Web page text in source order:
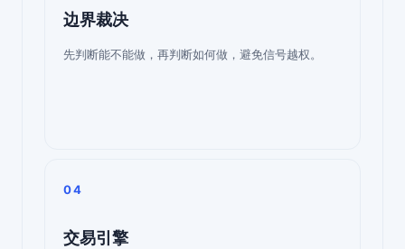
边界裁决
先判断能不能做，再判断如何做，避免信号越权。
04
交易引擎